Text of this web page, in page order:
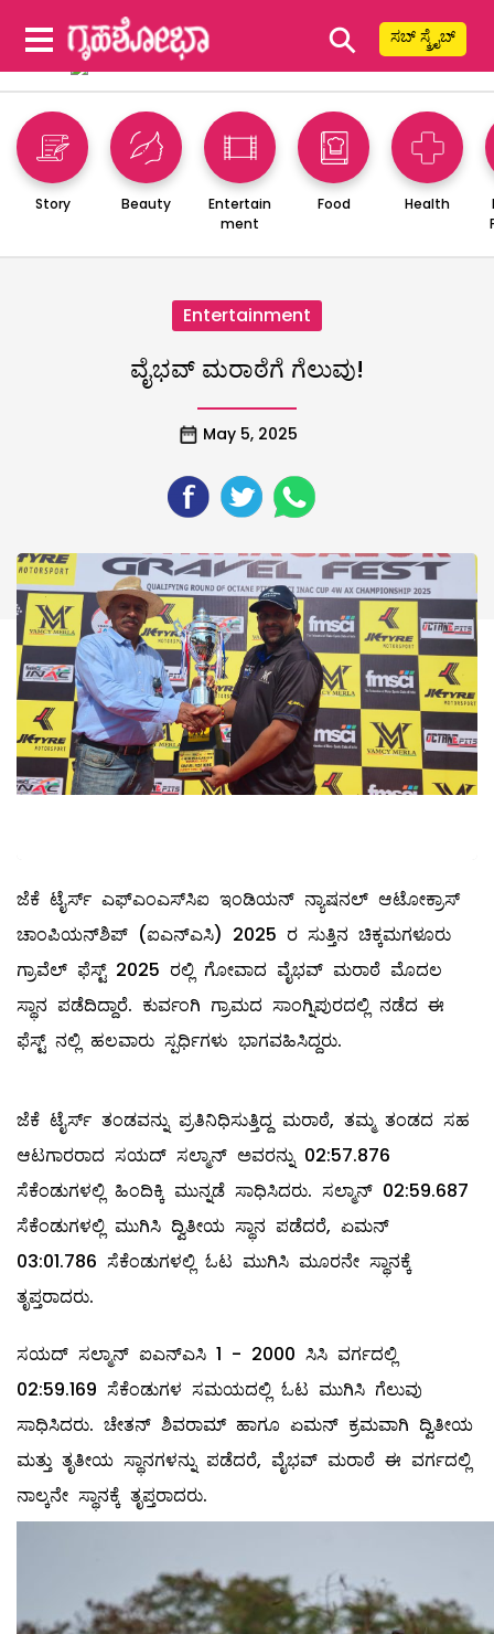
⚲ ಸಬ್ ಸ್ಕ್ರೈಬ್
Story Beauty
Entertain
ment
Food Health
Entertainment
ವೈಭವ್ ಮರಾಠೆಗೆ ಗೆಲುವು!
May 5, 2025
ಜೆಕೆ ಟೈರ್ಸ್ ಎಫ್‌ಎಂಎಸ್‌ಸಿಐ ಇಂಡಿಯನ್ ನ್ಯಾಷನಲ್ ಆಟೋಕ್ರಾಸ್
ಚಾಂಪಿಯನ್‌ಶಿಪ್ (ಐಎನ್‌ಎಸಿ) 2025 ರ ಸುತ್ತಿನ ಚಿಕ್ಕಮಗಳೂರು
ಗ್ರಾವೆಲ್ ಫೆಸ್ಟ್ 2025 ರಲ್ಲಿ ಗೋವಾದ ವೈಭವ್ ಮರಾಠೆ ಮೊದಲ
ಸ್ಥಾನ ಪಡೆದಿದ್ದಾರೆ. ಕುರ್ವಂಗಿ ಗ್ರಾಮದ ಸಾಂಗ್ನಿಪುರದಲ್ಲಿ ನಡೆದ ಈ
ಫೆಸ್ಟ್ ನಲ್ಲಿ ಹಲವಾರು ಸ್ಪರ್ಧಿಗಳು ಭಾಗವಹಿಸಿದ್ದರು.
ಜೆಕೆ ಟೈರ್ಸ್ ತಂಡವನ್ನು ಪ್ರತಿನಿಧಿಸುತ್ತಿದ್ದ ಮರಾಠೆ, ತಮ್ಮ ತಂಡದ ಸಹ
ಆಟಗಾರರಾದ ಸಯದ್ ಸಲ್ಮಾನ್ ಅವರನ್ನು 02:57.876
ಸೆಕೆಂಡುಗಳಲ್ಲಿ ಹಿಂದಿಕ್ಕಿ ಮುನ್ನಡೆ ಸಾಧಿಸಿದರು. ಸಲ್ಮಾನ್ 02:59.687
ಸೆಕೆಂಡುಗಳಲ್ಲಿ ಮುಗಿಸಿ ದ್ವಿತೀಯ ಸ್ಥಾನ ಪಡೆದರೆ, ಏಮನ್
03:01.786 ಸೆಕೆಂಡುಗಳಲ್ಲಿ ಓಟ ಮುಗಿಸಿ ಮೂರನೇ ಸ್ಥಾನಕ್ಕೆ
ತೃಪ್ತರಾದರು.
ಸಯದ್ ಸಲ್ಮಾನ್ ಐಎನ್‌ಎಸಿ 1 - 2000 ಸಿಸಿ ವರ್ಗದಲ್ಲಿ
02:59.169 ಸೆಕೆಂಡುಗಳ ಸಮಯದಲ್ಲಿ ಓಟ ಮುಗಿಸಿ ಗೆಲುವು
ಸಾಧಿಸಿದರು. ಚೇತನ್ ಶಿವರಾಮ್ ಹಾಗೂ ಏಮನ್ ಕ್ರಮವಾಗಿ ದ್ವಿತೀಯ
ಮತ್ತು ತೃತೀಯ ಸ್ಥಾನಗಳನ್ನು ಪಡೆದರೆ, ವೈಭವ್ ಮರಾಠೆ ಈ ವರ್ಗದಲ್ಲಿ
ನಾಲ್ಕನೇ ಸ್ಥಾನಕ್ಕೆ ತೃಪ್ತರಾದರು.